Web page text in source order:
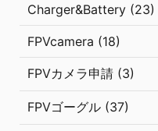
Charger&Battery (23)
FPVcamera (18)
FPVカメラ申請 (3)
FPVゴーグル (37)